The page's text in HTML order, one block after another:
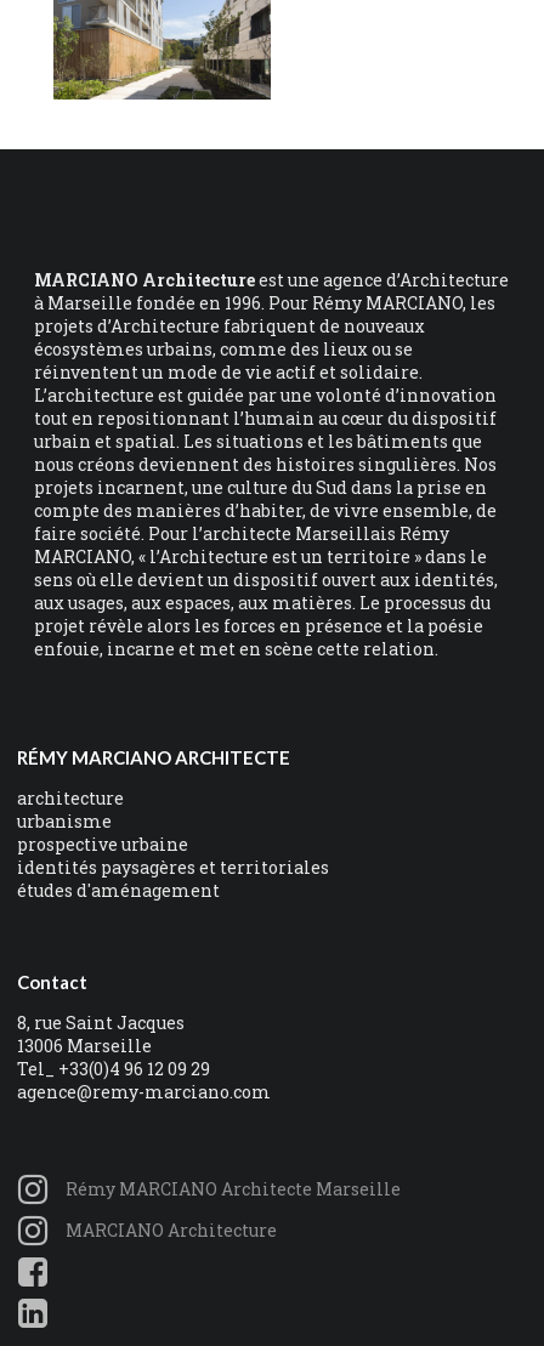
MARCIANO Architectureest une agence d’Architecture
à Marseille fondée en 1996. Pour Rémy MARCIANO, les
projets d’Architecture fabriquent de nouveaux
écosystèmes urbains, comme des lieux ou se
réinventent un mode de vie actif et solidaire.
L’architecture est guidée par une volonté d’innovation
tout en repositionnant l’humain au cœur du dispositif
urbain et spatial. Les situations et les bâtiments que
nous créons deviennent des histoires singulières. Nos
projets incarnent, une culture du Sud dans la prise en
compte des manières d’habiter, de vivre ensemble, de
faire société. Pour l’architecte Marseillais Rémy
MARCIANO, « l’Architecture est un territoire » dans le
sens où elle devient un dispositif ouvert aux identités,
aux usages, aux espaces, aux matières. Le processus du
projet révèle alors les forces en présence et la poésie
enfouie, incarne et met en scène cette relation.
RÉMY MARCIANO ARCHITECTE
architecture
urbanisme
prospective urbaine
identités paysagères et territoriales
études d'aménagement
Contact
8, rue Saint Jacques
13006 Marseille
Tel_ +33(0)4 96 12 09 29
agence@remy-marciano.com
Rémy MARCIANO Architecte Marseille
MARCIANO Architecture